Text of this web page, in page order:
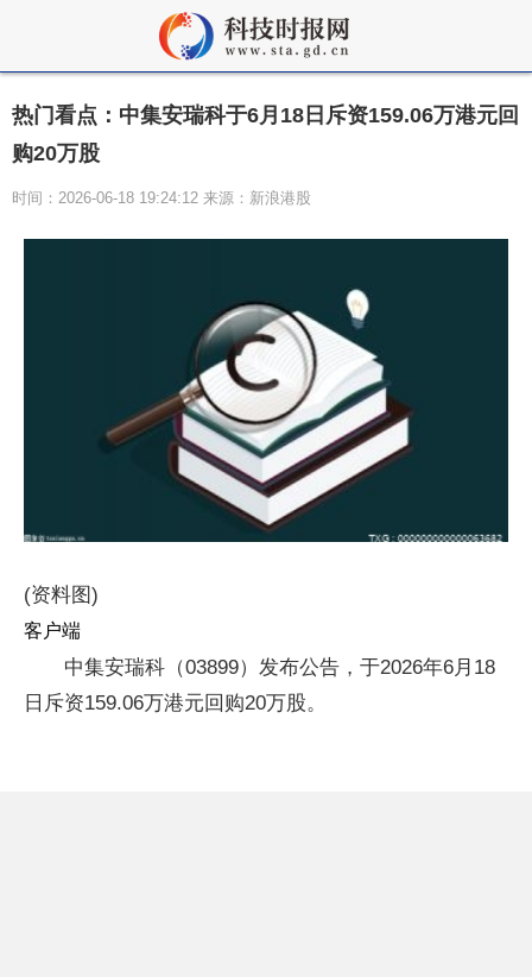
热门看点：中集安瑞科于6月18日斥资159.06万港元回
购20万股
时间：2026-06-18 19:24:12 来源：新浪港股
(资料图)
客户端
中集安瑞科（03899）发布公告，于2026年6月18
日斥资159.06万港元回购20万股。